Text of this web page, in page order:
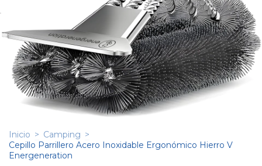
Inicio > Camping >
Cepillo Parrillero Acero Inoxidable Ergonómico Hierro V
Energeneration